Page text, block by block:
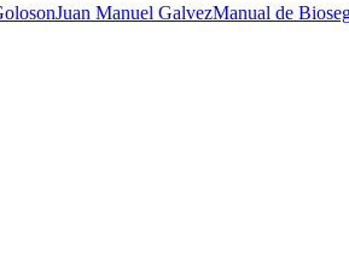
Juan Manuel GalvezManual de